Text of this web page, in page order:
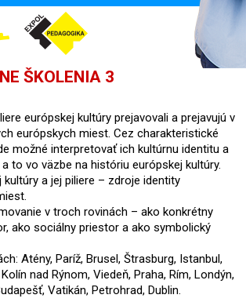
ŠKOLENIA 3
európskej kultúry prejavovali a prejavujú v
európskych miest. Cez charakteristické
možné interpretovať ich kultúrnu identitu a
to vo väzbe na históriu európskej kultúry.
kultúry a jej piliere – zdroje identity
v troch rovinách – ako konkrétny
ako sociálny priestor a ako symbolický
Atény, Paríž, Brusel, Štrasburg, Istanbul,
nad Rýnom, Viedeň, Praha, Rím, Londýn,
Vatikán, Petrohrad, Dublin.